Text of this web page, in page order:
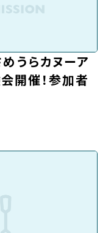
うらカヌーア
開催！参加者